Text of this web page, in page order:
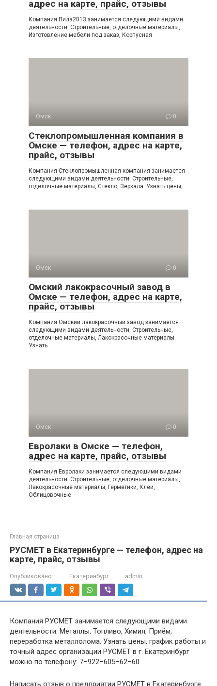
адрес на карте, прайс, отзывы
Компания Пила2013 занимается следующими видами
деятельности: Строительные, отделочные материалы,
Изготовление мебели под заказ, Корпусная
Омск 0
Стеклопромышленная компания в
Омске — телефон, адрес на карте,
прайс, отзывы
Компания Стеклопромышленная компания занимается
следующими видами деятельности: Строительные,
отделочные материалы, Стекло, Зеркала. Узнать цены,
Омск 0
Омский лакокрасочный завод в
Омске — телефон, адрес на карте,
прайс, отзывы
Компания Омский лакокрасочный завод занимается
следующими видами деятельности: Строительные,
отделочные материалы, Лакокрасочные материалы.
Узнать
Омск 0
Евролаки в Омске — телефон,
адрес на карте, прайс, отзывы
Компания Евролаки занимается следующими видами
деятельности: Строительные, отделочные материалы,
Лакокрасочные материалы, Герметики, Клеи,
Облицовочные
Главная страница
РУСМЕТ в Екатеринбурге — телефон, адрес на
карте, прайс, отзывы
Опубликовано: Екатеринбург admin
Компания РУСМЕТ занимается следующими видами
деятельности: Металлы, Топливо, Химия, Приём,
переработка металлолома. Узнать цены, график работы и
точный адрес организации РУСМЕТ в г. Екатеринбург
можно по телефону: 7–922–605–62–60.
Написать отзыв о предприятии РУСМЕТ в Екатеринбурге